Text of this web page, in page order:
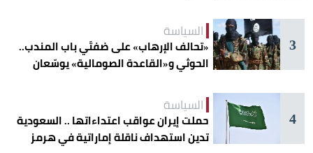
3
السياسة
«تحالف الإرهاب» على ضفتَي باب المندب..
الحوثي و«القاعدة الصومالية» يوسّعان
4
السياسة
حملت إيران عواقب اعتداءاتها .. السعودية
تدين استهداف ناقلة إماراتية في هرمز